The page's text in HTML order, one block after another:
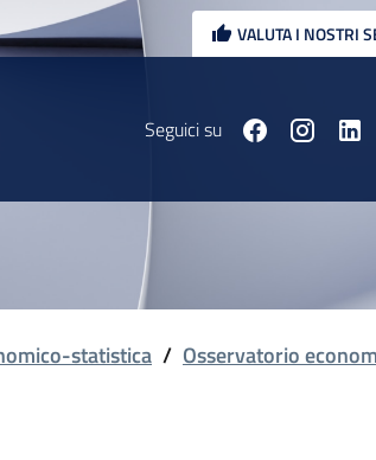
VALUTA I NOSTRI
Seguici su
statistica / Osservatorio